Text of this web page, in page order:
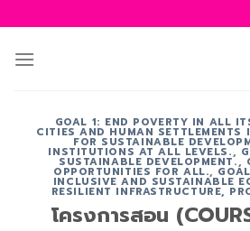
ไป
ยัง
GOAL 1: END POVERTY IN ALL
CITIES AND HUMAN
FOR SUSTAINABLE
INSTITUTIONS AT ALL LEVELS.,
SUSTAINABLE DEVELOPMENT.,
OPPORTUNITIES FOR ALL.,
INCLUSIVE AND SUSTAINABLE
RESILIENT INFRASTRUCTURE,
โครงการสอน